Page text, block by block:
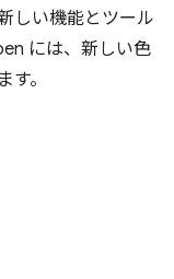
しい機能とツール
には、新しい色
。